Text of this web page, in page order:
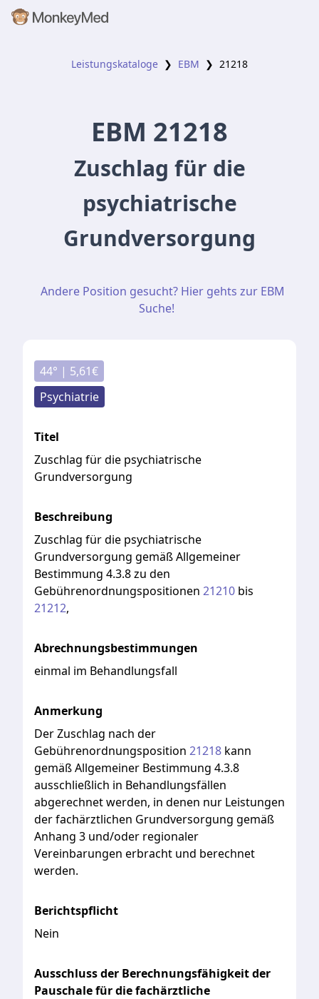
Leistungskataloge ❯ EBM ❯ 21218
EBM 21218
Zuschlag für die
psychiatrische
Grundversorgung
Andere Position gesucht? Hier gehts zur EBM
Suche!
44° | 5,61€
Psychiatrie
Titel
Zuschlag für die psychiatrische
Grundversorgung
Beschreibung
Zuschlag fürdie psychiatrische
Grundversorgung gemäßAllgemeiner
Bestimmung 4.3.8zu den
Gebührenordnungspositionen 21210 bis
21212,
Abrechnungsbestimmungen
einmal im Behandlungsfall
Anmerkung
DerZuschlag nach der
Gebührenordnungsposition 21218 kann
gemäßAllgemeiner Bestimmung 4.3.8
ausschließlich in Behandlungsfällen
abgerechnetwerden, in denen nur Leistungen
derfachärztlichen Grundversorgung gemäß
Anhang 3 und/oder regionaler
Vereinbarungen erbracht und berechnet
werden.
Berichtspflicht
Nein
Ausschluss der Berechnungsfähigkeit der
Pauschale für die fachärztliche